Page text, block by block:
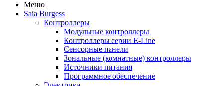
Меню
Saia Burgess
Контроллеры
Модульные контроллеры
Контроллеры серии E-Line
Сенсорные панели
Зональные (комнатные) контроллеры
Источники питания
Программное обеспечение